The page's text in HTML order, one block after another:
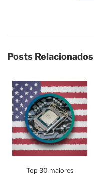
Posts Relacionados
Top 30 maiores